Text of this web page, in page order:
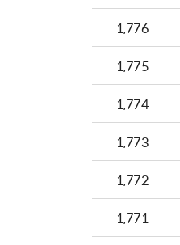
1,776
1,775
1,774
1,773
1,772
1,771